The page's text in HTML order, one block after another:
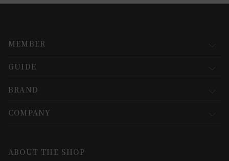
MEMBER
マイページ
新規会員登録
会員規約について
GUIDE
お買い物ガイド
会員登録について
お支払方法について
BRAND
コンセプト
webカタログ
COMPANY
ABOUT THE SHOP